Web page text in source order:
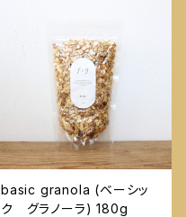
basic granola (ベーシッ
ク グラノーラ) 180g